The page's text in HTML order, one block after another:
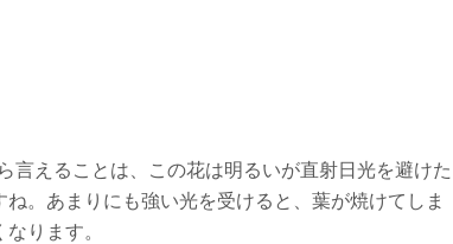
えることは、この花は明るいが直射日光を避けた
。あまりにも強い光を受けると、葉が焼けてしま
ります。